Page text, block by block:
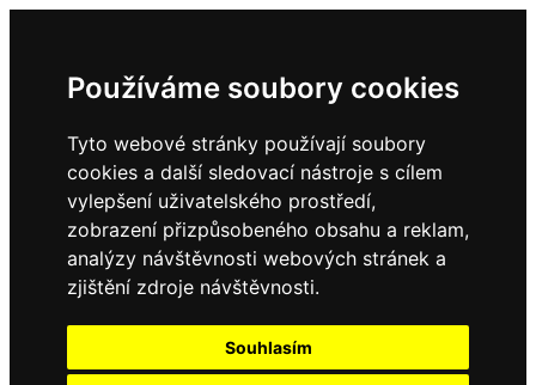
Používáme soubory cookies
Tyto webové stránky používají soubory
cookies a další sledovací nástroje s cílem
vylepšení uživatelského prostředí,
zobrazení přizpůsobeného obsahu a reklam,
analýzy návštěvnosti webových stránek a
zjištění zdroje návštěvnosti.
Souhlasím